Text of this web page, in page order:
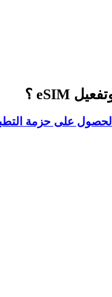
الحصول على حزمة